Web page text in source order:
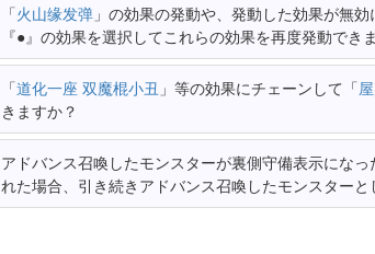
「火山缘发弹 」の効果の発動や、発動した効果が無
『●』の効果を選択してこれらの効果を再度発動でき
「道化一座 双魔棍小丑 」等の効果にチェーンして「
きますか？
アドバンス召喚したモンスターが裏側守備表示になっ
れた場合、引き続きアドバンス召喚したモンスターと